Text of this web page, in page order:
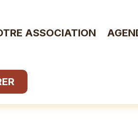
ASSOCIATION